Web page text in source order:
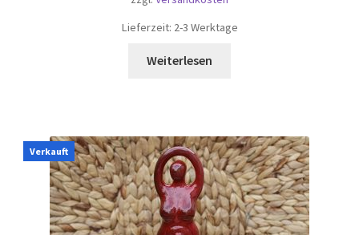
Lieferzeit: 2-3 Werktage
Weiterlesen
Verkauft